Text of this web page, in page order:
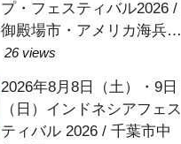
プ・フェスティバル2026 /
御殿場市・アメリカ海兵隊
キャンプ富士
26 views
2026年8月8日（土）・9日
（日）インドネシアフェス
ティバル 2026 / 千葉市中